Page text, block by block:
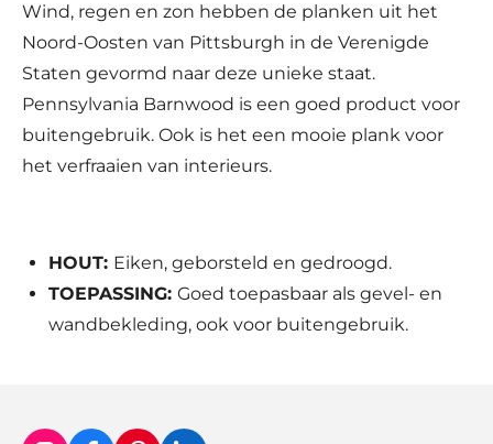
Wind, regen en zon hebben de planken uit het
Noord-Oosten van Pittsburgh in de Verenigde
Staten gevormd naar deze unieke staat.
Pennsylvania Barnwood is een goed product voor
buitengebruik. Ook is het een mooie plank voor
het verfraaien van interieurs.
HOUT: Eiken, geborsteld en gedroogd.
TOEPASSING: Goed toepasbaar als gevel- en
wandbekleding, ook voor buitengebruik.